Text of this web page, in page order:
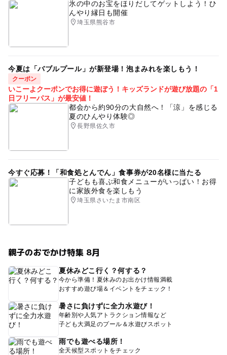
氷の中のお宝をほりだしてゲットしよう！ひ
んやり縁日も開催
埼玉県熊谷市
今夏は「バブルプール」が新登場！泡まみれを楽しもう！
クーポン
いこーよクーポンでお得に遊ぼう！キッズランドが遊び放題の「1
日フリーパス」が最安値！
都会から約90分の大自然へ！「涼」を感じる
夏のひんやり体験◎
長野県佐久市
今すぐ応募！「和食処とんでん」食事券が20名様に当たる
子どもも喜ぶ和食メニューがいっぱい！お得
に家族外食を楽しもう
埼玉県さいたま市南区
親子のおでかけ特集 8月
夏休みどこ行く？何する？
今から準備！夏休みのお出かけ情報満載
おすすめ遊び場＆イベントをチェック！
暑さに負けずに全力水遊び！
年齢別や人気アトラクション情報など
子ども大満足のプール＆水遊びスポット
雨でも遊べる場所！
全天候型スポットをチェック